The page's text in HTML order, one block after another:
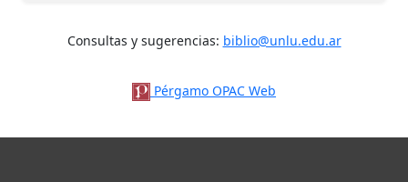
Consultas y sugerencias: biblio@unlu.edu.ar
Pérgamo OPAC Web